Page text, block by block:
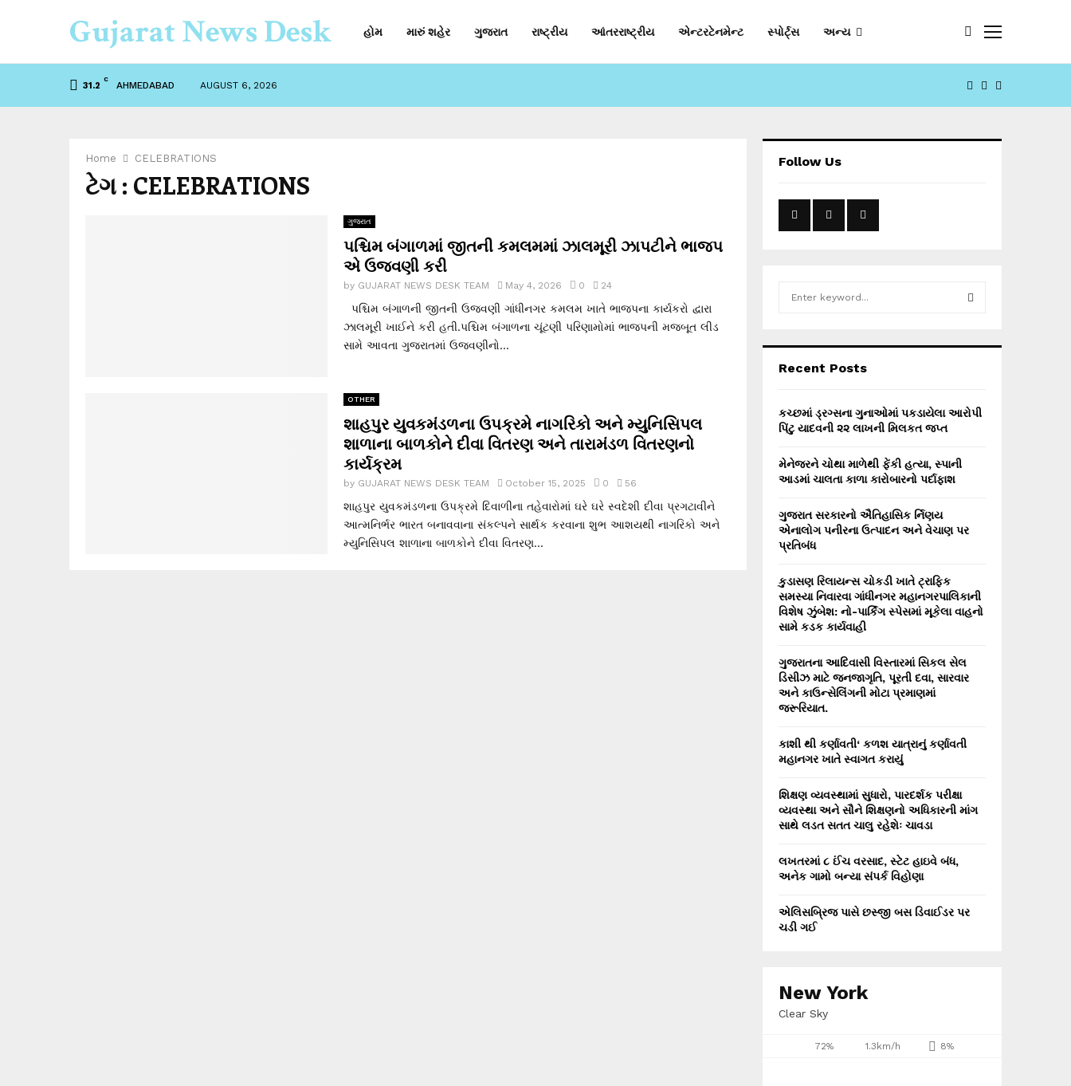
Gujarat News Desk હોમ મારું શહેર ગુજરાત રાષ્ટ્રીય આંતરરાષ્ટ્રીય એન્ટરટેનમેન્ટ સ્પોર્ટ્સ અન્ય
31.2
C
AHMEDABAD AUGUST 6, 2026 FACEBOOK
YOUTUBE
Home CELEBRATIONS
ટેગ : CELEBRATIONS
ગુજરાત
પશ્ચિમ બંગાળમાં જીતની કમલમમાં ઝાલમૂરી ઝાપટીને ભાજપ
એ ઉજવણી કરી
by GUJARAT NEWS DESK TEAM May 4, 2026 0 24
પશ્ચિમ બંગાળની જીતની ઉજવણી ગાંધીનગર કમલમ ખાતે ભાજપના કાર્યકરો દ્વારા
ઝાલમૂરી ખાઈને કરી હતી.પશ્ચિમ બંગાળના ચૂંટણી પરિણામોમાં ભાજપની મજબૂત લીડ
સામે આવતા ગુજરાતમાં ઉજવણીનો...
OTHER
શાહપુર યુવકમંડળના ઉપક્રમે નાગરિકો અને મ્યુનિસિપલ
શાળાના બાળકોને દીવા વિતરણ અને તારામંડળ વિતરણનો
કાર્યક્રમ
by GUJARAT NEWS DESK TEAM October 15, 2025 0 56
શાહપુર યુવકમંડળના ઉપક્રમે દિવાળીના તહેવારોમાં ઘરે ઘરે સ્વદેશી દીવા પ્રગટાવીને
આત્મનિર્ભર ભારત બનાવવાના સંકલ્પને સાર્થક કરવાના શુભ આશયથી નાગરિકો અને
મ્યુનિસિપલ શાળાના બાળકોને દીવા વિતરણ...
Follow Us
h
o
r
Recent Posts
કચ્છમાં ડ્રગ્સના ગુનાઓમાં પકડાયેલા આરોપી
પિંટુ યાદવની ૨૨ લાખની મિલકત જપ્ત
મેનેજરને ચોથા માળેથી ફેંકી હત્યા, સ્પાની
આડમાં ચાલતા કાળા કારોબારનો પર્દાફાશ
ગુજરાત સરકારનો ઐતિહાસિક ર્નિણય
એનાલોગ પનીરના ઉત્પાદન અને વેચાણ પર
પ્રતિબંધ
કુડાસણ રિલાયન્સ ચોકડી ખાતે ટ્રાફિક
સમસ્યા નિવારવા ગાંધીનગર મહાનગરપાલિકાની
વિશેષ ઝુંબેશ: નો-પાર્કિંગ સ્પેસમાં મૂકેલા વાહનો
સામે કડક કાર્યવાહી
ગુજરાતના આદિવાસી વિસ્તારમાં સિકલ સેલ
ડિસીઝ માટે જનજાગૃતિ, પૂરતી દવા, સારવાર
અને કાઉન્સેલિંગની મોટા પ્રમાણમાં
જરૂરિયાત.
કાશી થી કર્ણાવતી‘ કળશ યાત્રાનું કર્ણાવતી
મહાનગર ખાતે સ્વાગત કરાયું
શિક્ષણ વ્યવસ્થામાં સુધારો, પારદર્શક પરીક્ષા
વ્યવસ્થા અને સૌને શિક્ષણનો અધિકારની માંગ
સાથે લડત સતત ચાલુ રહેશેઃ ચાવડા
લખતરમાં ૮ ઈંચ વરસાદ, સ્ટેટ હાઇવે બંધ,
અનેક ગામો બન્યા સંપર્ક વિહોણા
એલિસબ્રિજ પાસે છસ્જી બસ ડિવાઈડર પર
ચડી ગઈ
New York
Clear Sky
72% 1.3km/h 8%